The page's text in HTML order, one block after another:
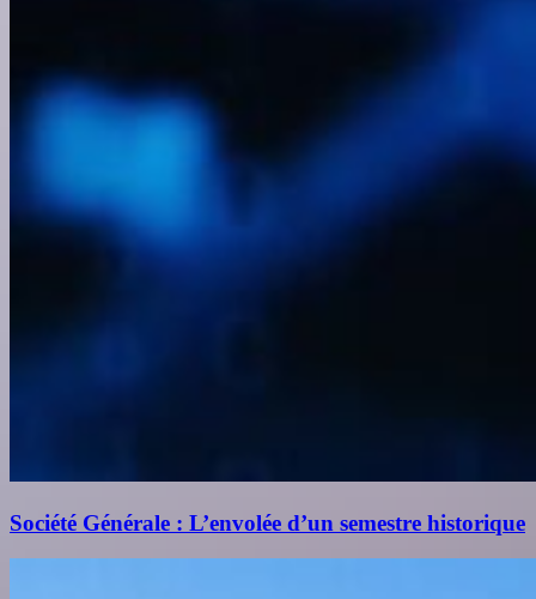
Société Générale : L’envolée d’un semestre historique